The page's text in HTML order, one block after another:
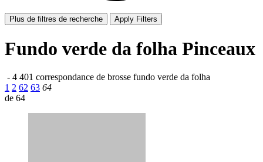
Plus de filtres de recherche Apply Filters
Fundo verde da folha Pinceaux
- 4 401 correspondance de brosse fundo verde da folha
1 2 62 63 64
de 64